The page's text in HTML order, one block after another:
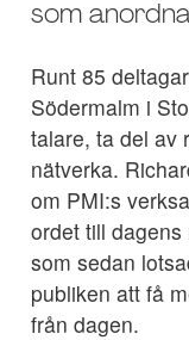
som
Runt 85
Södermalm i
talare, ta del av
nätverka.
om PMI:s
ordet till
som sedan
publiken att få
från dagen.